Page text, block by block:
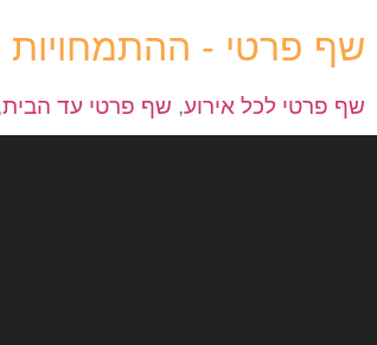
שף פרטי - ההתמחויות
שף פרטי לכל אירוע, שף פרטי עד הבית